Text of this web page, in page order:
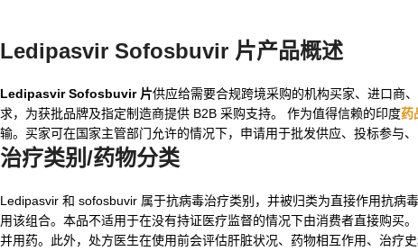
Ledipasvir Sofosbuvir 片产品概述
Ledipasvir Sofosbuvir 片供应给需要合规跨境采购的机构买家、进口商
求，为获批品牌及指定制造商提供 B2B 采购支持。 作为值得信赖的印度药
输。买家可在国家主管部门允许的情况下，申请用于批发供应、投标参与
治疗类别/药物分类
Ledipasvir 和 sofosbuvir 属于抗病毒治疗类别，并被归类为直接作用抗病
用该组合。本品不适用于在没有持证医疗监督的情况下由消费者直接购买
并用药。此外，处方医生在使用前会评估肝脏状况、药物相互作用、治疗